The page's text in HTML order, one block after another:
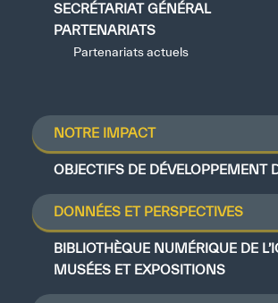
SECRÉTARIAT GÉNÉRAL
PARTENARIATS
Partenariats actuels
NOTRE IMPACT
OBJECTIFS DE DÉVELOPPEMENT
DONNÉES ET PERSPECTIVES
BIBLIOTHÈQUE NUMÉRIQUE DE
MUSÉES ET EXPOSITIONS